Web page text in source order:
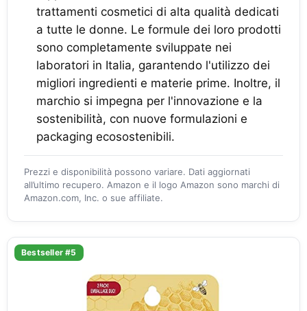
trattamenti cosmetici di alta qualità dedicati
a tutte le donne. Le formule dei loro prodotti
sono completamente sviluppate nei
laboratori in Italia, garantendo l'utilizzo dei
migliori ingredienti e materie prime. Inoltre, il
marchio si impegna per l'innovazione e la
sostenibilità, con nuove formulazioni e
packaging ecosostenibili.
Prezzi e disponibilità possono variare. Dati aggiornati
all’ultimo recupero. Amazon e il logo Amazon sono marchi di
Amazon.com, Inc. o sue affiliate.
Bestseller #5